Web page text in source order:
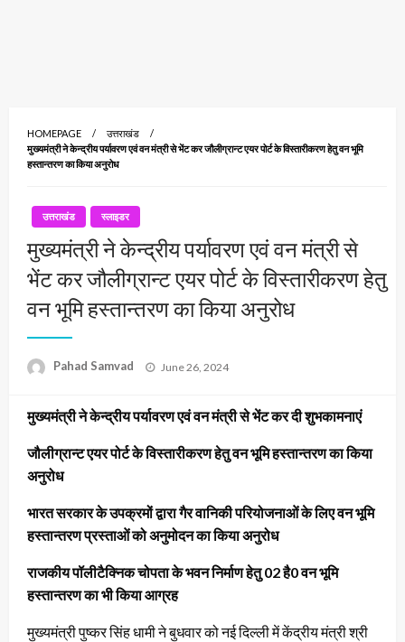
HOMEPAGE
उत्तराखंड
मुख्यमंत्री ने केन्द्रीय पर्यावरण एवं वन मंत्री से भेंट कर जौलीग्रान्ट एयर पोर्ट के विस्तारीकरण हेतु वन भूमि
हस्तान्तरण का किया अनुरोध
उत्तराखंड स्लाइडर
मुख्यमंत्री ने केन्द्रीय पर्यावरण एवं वन मंत्री से
भेंट कर जौलीग्रान्ट एयर पोर्ट के विस्तारीकरण हेतु
वन भूमि हस्तान्तरण का किया अनुरोध
Pahad Samvad
Posted
June 26, 2024
मुख्यमंत्री ने केन्द्रीय पर्यावरण एवं वन मंत्री से भेंट कर दी शुभकामनाएं
जौलीग्रान्ट एयर पोर्ट के विस्तारीकरण हेतु वन भूमि हस्तान्तरण का किया
अनुरोध
भारत सरकार के उपक्रमों द्वारा गैर वानिकी परियोजनाओं के लिए वन भूमि
हस्तान्तरण प्रस्ताओं को अनुमोदन का किया अनुरोध
राजकीय पॉलीटैक्निक चोपता के भवन निर्माण हेतु 02 है0 वन भूमि
हस्तान्तरण का भी किया आग्रह
मुख्यमंत्री पुष्कर सिंह धामी ने बुधवार को नई दिल्ली में केंद्रीय मंत्री श्री